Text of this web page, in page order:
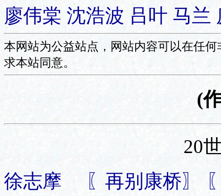
廖伟棠 沈浩波 吕叶 马兰
本网站为公益站点，网站内容可以在任
求本站同意。
(
20
徐志摩 〖再别康桥〗